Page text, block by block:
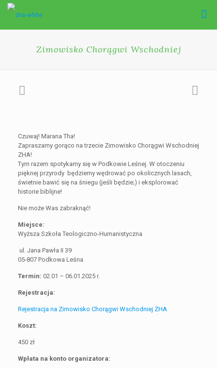
Zimowisko Chorągwi Wschodniej
Czuwaj! Marana Tha!
Zapraszamy gorąco na trzecie Zimowisko Chorągwi Wschodniej
ZHA!
Tym razem spotykamy się w Podkowie Leśnej. W otoczeniu
pięknej przyrody będziemy wędrować po okolicznych lasach,
świetnie bawić się na śniegu (jeśli będzie;) i eksplorować
historie biblijne!
Nie może Was zabraknąć!
Miejsce:
Wyższa Szkoła Teologiczno-Humanistyczna
ul. Jana Pawła II 39
05-807 Podkowa Leśna
Termin: 02.01 – 06.01.2025 r.
Rejestracja:
Rejestracja na Zimowisko Chorągwi Wschodniej ZHA
Koszt:
450 zł
Wpłata na konto organizatora: